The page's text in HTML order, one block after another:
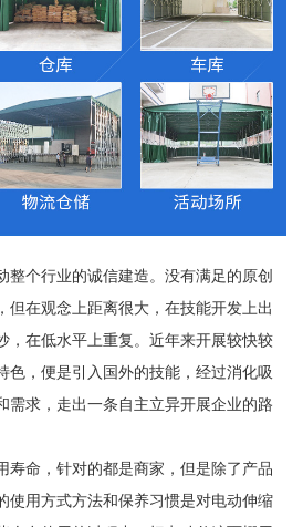
整个行业的诚信建造。没有满足的原创
但在观念上距离很大，在技能开发上出
，在低水平上重复。近年来开展较快较
色，便是引入国外的技能，经过消化吸
需求，走出一条自主立异开展企业的路
寿命，针对的都是商家，但是除了产品
使用方式方法和保养习惯是对电动伸缩